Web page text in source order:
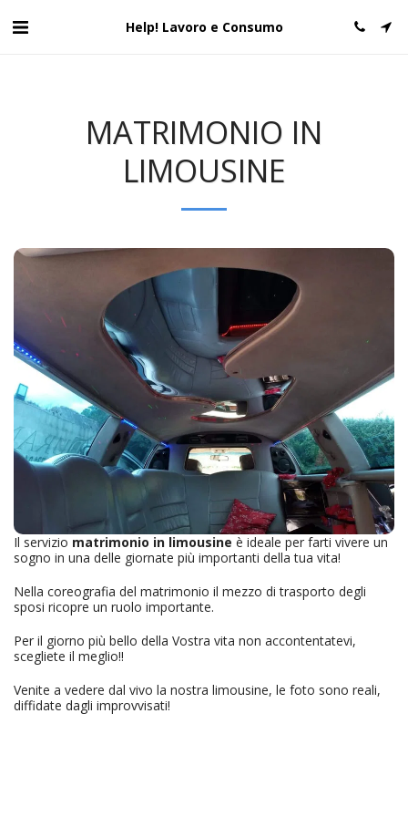
Help! Lavoro e Consumo
MATRIMONIO IN
LIMOUSINE
Il servizio matrimonio in limousine è ideale per farti vivere un
sogno in una delle giornate più importanti della tua vita!
Nella coreografia del matrimonio il mezzo di trasporto degli
sposi ricopre un ruolo importante.
Per il giorno più bello della Vostra vita non accontentatevi,
scegliete il meglio!!
Venite a vedere dal vivo la nostra limousine, le foto sono reali,
diffidate dagli improvvisati!